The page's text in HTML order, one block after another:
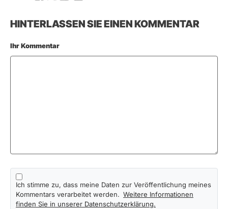
HINTERLASSEN SIE EINEN KOMMENTAR
Ihr Kommentar
Ich stimme zu, dass meine Daten zur Veröffentlichung meines
Kommentars verarbeitet werden. Weitere Informationen
finden Sie in unserer Datenschutzerklärung.